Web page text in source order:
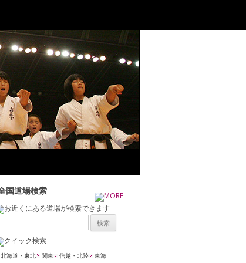
北海道・東北 関東 信越・北陸
東海